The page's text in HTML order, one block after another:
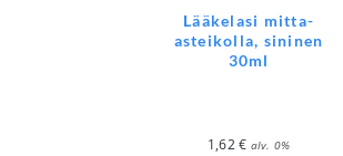
Lääkelasi mitta-
asteikolla, sininen
30ml
1,62€ alv. 0%